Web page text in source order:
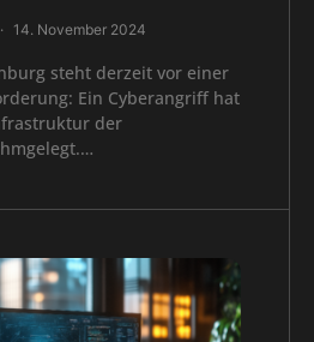
14. November 2024
steht derzeit vor einer
Ein Cyberangriff hat
der